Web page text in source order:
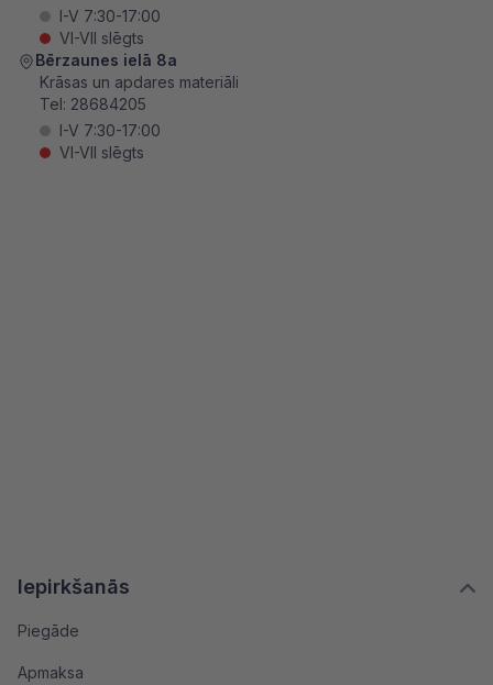
Iepirkšanās
Piegāde
Apmaksa
I-V 7:30-17:00
VI-VII slēgts
Bērzaunes ielā 8a
Krāsas un apdares materiāli
Tel: 28684205
I-V 7:30-17:00
VI-VII slēgts